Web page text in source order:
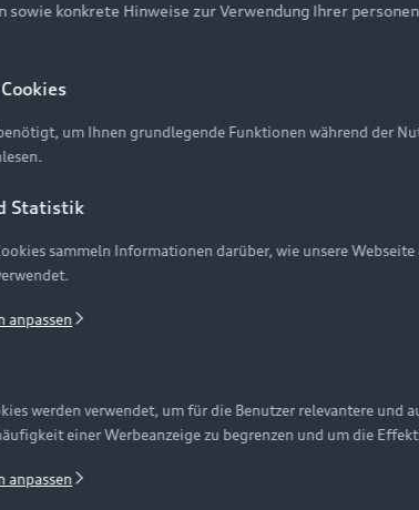
Newsletter
Rechte vorbehalten
Hinweisgebersystem Datenschutzinformation
und Anordnung der Embleme am
sowie konkrete Hinweise zur Verwendung Ihrer
um Ihnen grundlegende Funktionen während der
Statistik
sammeln Informationen darüber, wie unsere
anpassen
werden verwendet, um für die Benutzer relevantere und
einer Werbeanzeige zu begrenzen und um die
anpassen